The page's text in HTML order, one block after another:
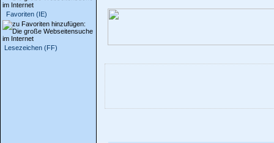
Favoriten (IE)
Lesezeichen (FF)